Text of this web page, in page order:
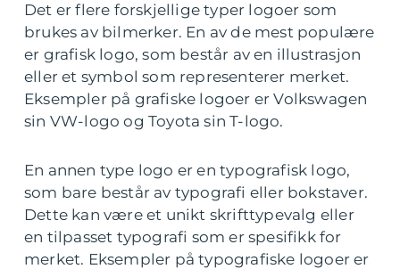
Det er flere forskjellige typer logoer som
brukes av bilmerker. En av de mest populære
er grafisk logo, som består av en illustrasjon
eller et symbol som representerer merket.
Eksempler på grafiske logoer er Volkswagen
sin VW-logo og Toyota sin T-logo.
En annen type logo er en typografisk logo,
som bare består av typografi eller bokstaver.
Dette kan være et unikt skrifttypevalg eller
en tilpasset typografi som er spesifikk for
merket. Eksempler på typografiske logoer er